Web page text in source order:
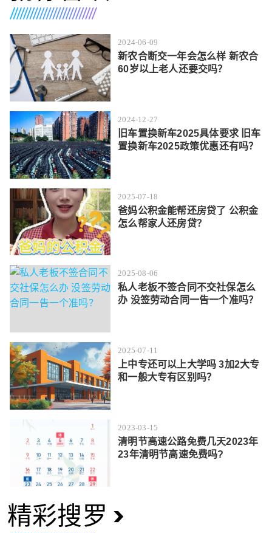
2024-06-09
新农合断交一年会怎么样 新农合
60岁以上老人还要交吗？
2024-12-27
旧车置换新车2025具体要求 旧车
置换新车2025政策优惠还有吗？
2025-07-18
爸妈公积金能帮还房贷了 公积金
怎么帮家人还房贷？
2025-08-06
私人老板不签合同不交社保怎么
办 没签劳动合同一告一个准吗？
2025-07-11
上中专还可以上大学吗 3加2大专
和一般大专有区别吗？
2023-03-15
清明节高速公路免费几天2023年
23年清明节高速免费吗?
精彩搜罗